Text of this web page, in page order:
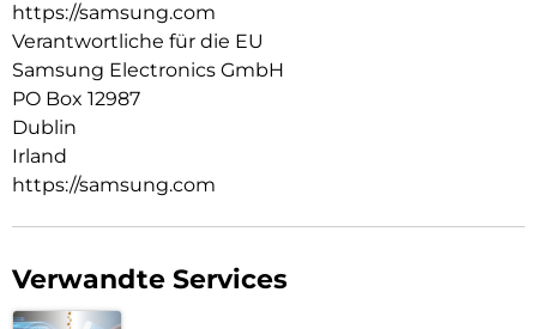
https://samsung.com
Verantwortliche für die EU
Samsung Electronics GmbH
PO Box 12987
Dublin
Irland
https://samsung.com
Verwandte Services